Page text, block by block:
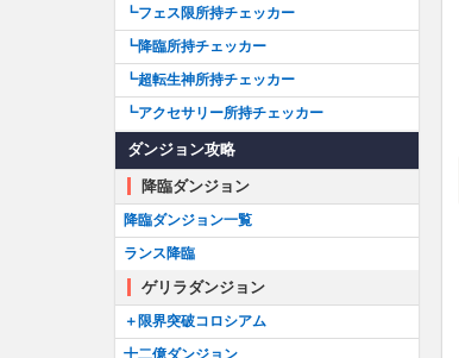
┗フェス限所持チェッカー
┗降臨所持チェッカー
┗超転生神所持チェッカー
┗アクセサリー所持チェッカー
ダンジョン攻略
降臨ダンジョン
降臨ダンジョン一覧
ランス降臨
ゲリラダンジョン
＋限界突破コロシアム
十二億ダンジョン